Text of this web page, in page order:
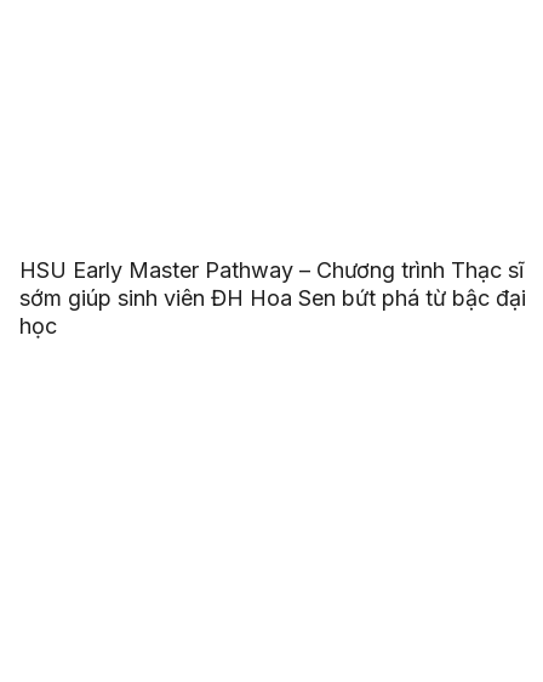
HSU Early Master Pathway – Chương trình Thạc sĩ
sớm giúp sinh viên ĐH Hoa Sen bứt phá từ bậc đại
học